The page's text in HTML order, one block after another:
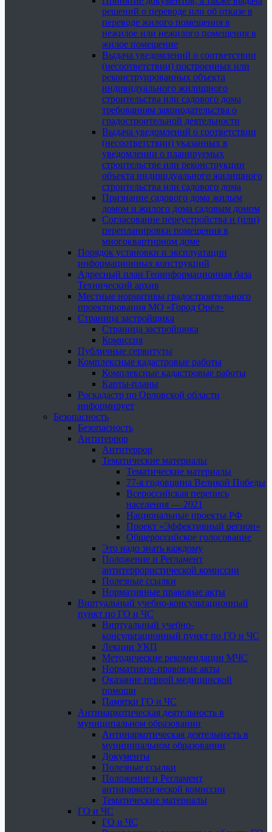
решений о переводе или об отказе в
переводе жилого помещения в
нежилое или нежилого помещения в
жилое помещение
Выдача уведомлений о соответствии
(несоответствии) построенных или
реконструированных объекта
индивидуального жилищного
строительства или садового дома
требованиям законодательства о
градостроительной деятельности
Выдача уведомлений о соответствии
(несоответствии) указанных в
уведомлении о планируемых
строительстве или реконструкции
объекта индивидуального жилищного
строительства или садового дома
Признание садового дома жилым
домом и жилого дома садовым домом
Согласование переустройства и (или)
перепланировки помещения в
многоквартирном доме
Порядок установки и эксплуатации
информационных конструкций
Адресный план Геоинформационная база
Технический архив
Местные нормативы градостроительного
проектирования МО «Город Орёл»
Страница застройщика
Страница застройщика
Комиссия
Публичные сервитуты
Комплексные кадастровые работы
Комплексные кадастровые работы
Карты-планы
Роскадастр по Орловской области
информирует
Безопасность
Безопасность
Антитеррор
Антитеррор
Тематические материалы
Тематические материалы
77-я годовщина Великой Победы
Всероссийская перепись
населения — 2021
Национальные проекты РФ
Проект «Эффективный регион»
Общероссийское голосование
Это надо знать каждому
Положение и Регламент
антитеррористической комиссии
Полезные ссылки
Нормативные правовые акты
Виртуальный учебно-консультационный
пункт по ГО и ЧС
Виртуальный учебно-
консультационный пункт по ГО и ЧС
Лекции УКП
Методические рекомендации МЧС
Нормативно-правовые акты
Оказание первой медицинской
помощи
Памятки ГО и ЧС
Антинаркотическая деятельность в
муниципальном образовании
Антинаркотическая деятельность в
муниципальном образовании
Документы
Полезные ссылки
Положение и Регламент
антинаркотической комиссии
Тематические материалы
ГО и ЧС
ГО и ЧС